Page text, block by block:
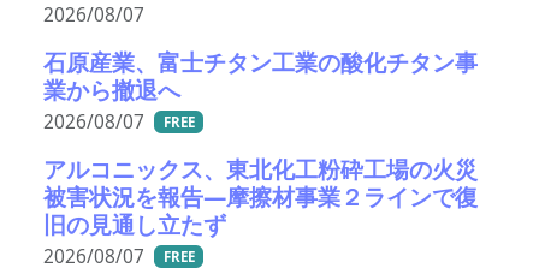
2026/08/07
石原産業、富士チタン工業の酸化チタン事
業から撤退へ
2026/08/07 FREE
アルコニックス、東北化工粉砕工場の火災
被害状況を報告―摩擦材事業２ラインで復
旧の見通し立たず
2026/08/07 FREE